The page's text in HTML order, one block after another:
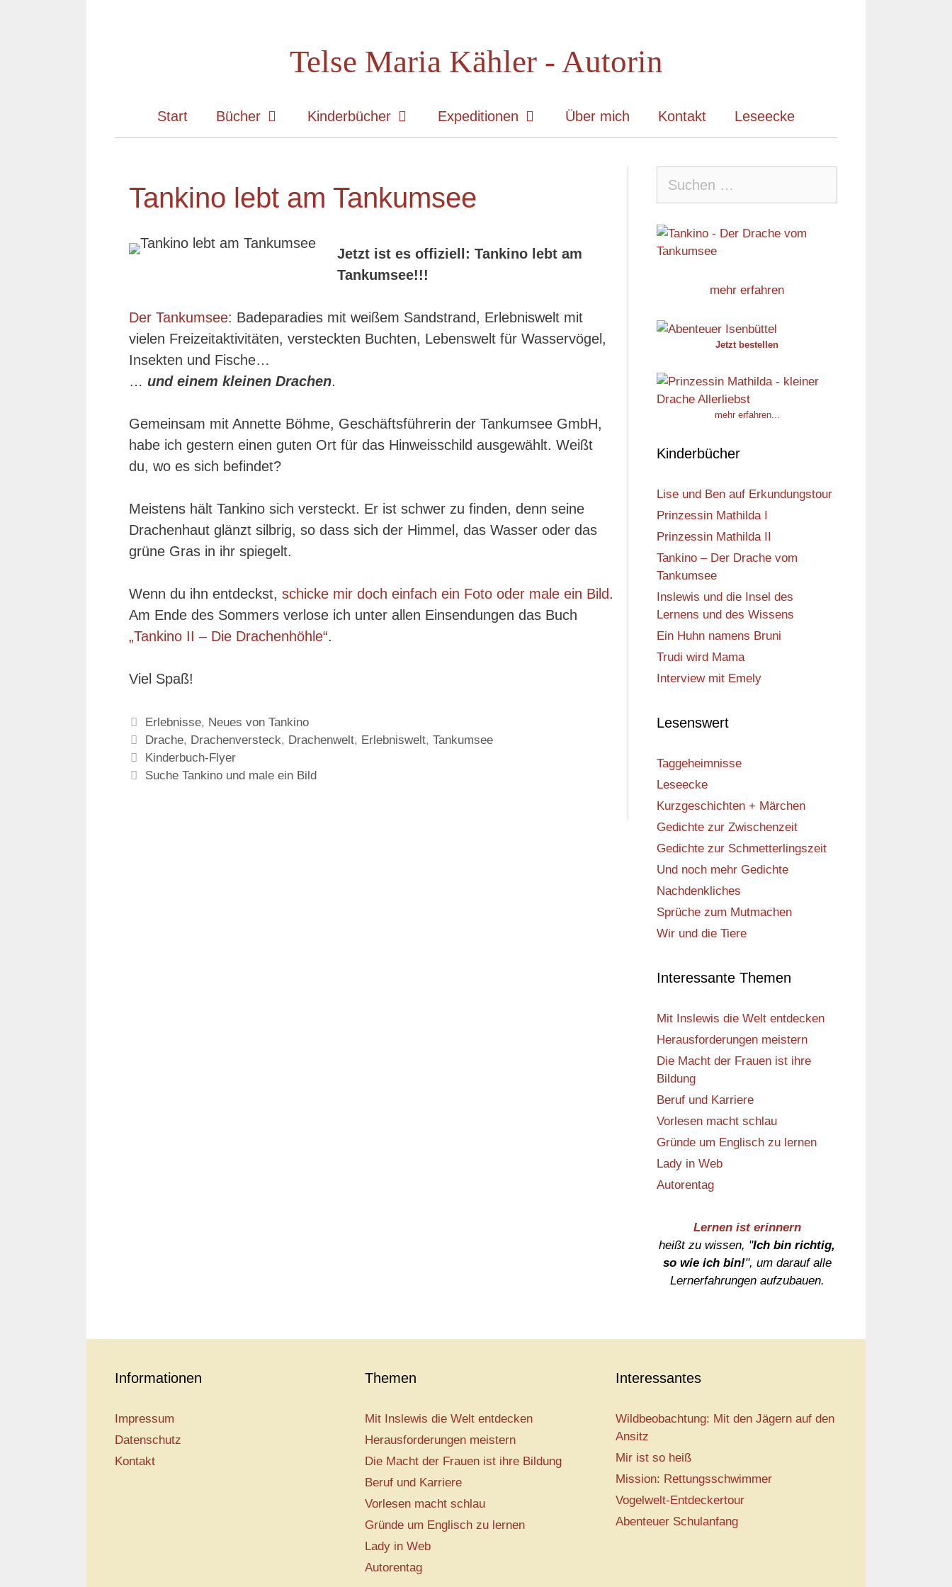
Telse Maria Kähler - Autorin
Start Bücher Kinderbücher Expeditionen Über mich Kontakt Leseecke
Tankino lebt am Tankumsee
Jetzt ist es offiziell: Tankino lebt am
Tankumsee!!!
Der Tankumsee: Badeparadies mit weißem Sandstrand, Erlebniswelt mit
vielen Freizeitaktivitäten, versteckten Buchten, Lebenswelt für Wasservögel,
Insekten und Fische…
… und einem kleinen Drachen.
Gemeinsam mit Annette Böhme, Geschäftsführerin der Tankumsee GmbH,
habe ich gestern einen guten Ort für das Hinweisschild ausgewählt. Weißt
du, wo es sich befindet?
Meistens hält Tankino sich versteckt. Er ist schwer zu finden, denn seine
Drachenhaut glänzt silbrig, so dass sich der Himmel, das Wasser oder das
grüne Gras in ihr spiegelt.
Wenn du ihn entdeckst, schicke mir doch einfach ein Foto oder male ein Bild.
Am Ende des Sommers verlose ich unter allen Einsendungen das Buch
„Tankino II – Die Drachenhöhle“.
Viel Spaß!
Kategorien
Erlebnisse, Neues von Tankino
Schlagwörter
Drache, Drachenversteck, Drachenwelt, Erlebniswelt,Tankumsee
Kinderbuch-Flyer
Suche Tankino und male ein Bild
nach:
mehr erfahren
Jetzt bestellen
mehr erfahren...
Kinderbücher
Lise und Ben auf Erkundungstour
Prinzessin Mathilda I
Prinzessin Mathilda II
Tankino – Der Drache vom
Tankumsee
Inslewis und die Insel des
Lernens und des Wissens
Ein Huhn namens Bruni
Trudi wird Mama
Interview mit Emely
Lesenswert
Taggeheimnisse
Leseecke
Kurzgeschichten + Märchen
Gedichte zur Zwischenzeit
Gedichte zur Schmetterlingszeit
Und noch mehr Gedichte
Nachdenkliches
Sprüche zum Mutmachen
Wir und die Tiere
Interessante Themen
Mit Inslewis die Welt entdecken
Herausforderungen meistern
Die Macht der Frauen ist ihre
Bildung
Beruf und Karriere
Vorlesen macht schlau
Gründe um Englisch zu lernen
Lady in Web
Autorentag
Lernen ist erinnern
heißt zu wissen, "Ich bin richtig,
so wie ich bin!", um darauf alle
Lernerfahrungen aufzubauen.
Informationen
Impressum
Datenschutz
Kontakt
Themen
Mit Inslewis die Welt entdecken
Herausforderungen meistern
Die Macht der Frauen ist ihre Bildung
Beruf und Karriere
Vorlesen macht schlau
Gründe um Englisch zu lernen
Lady in Web
Autorentag
Interessantes
Wildbeobachtung: Mit den Jägern auf den
Ansitz
Mir ist so heiß
Mission: Rettungsschwimmer
Vogelwelt-Entdeckertour
Abenteuer Schulanfang